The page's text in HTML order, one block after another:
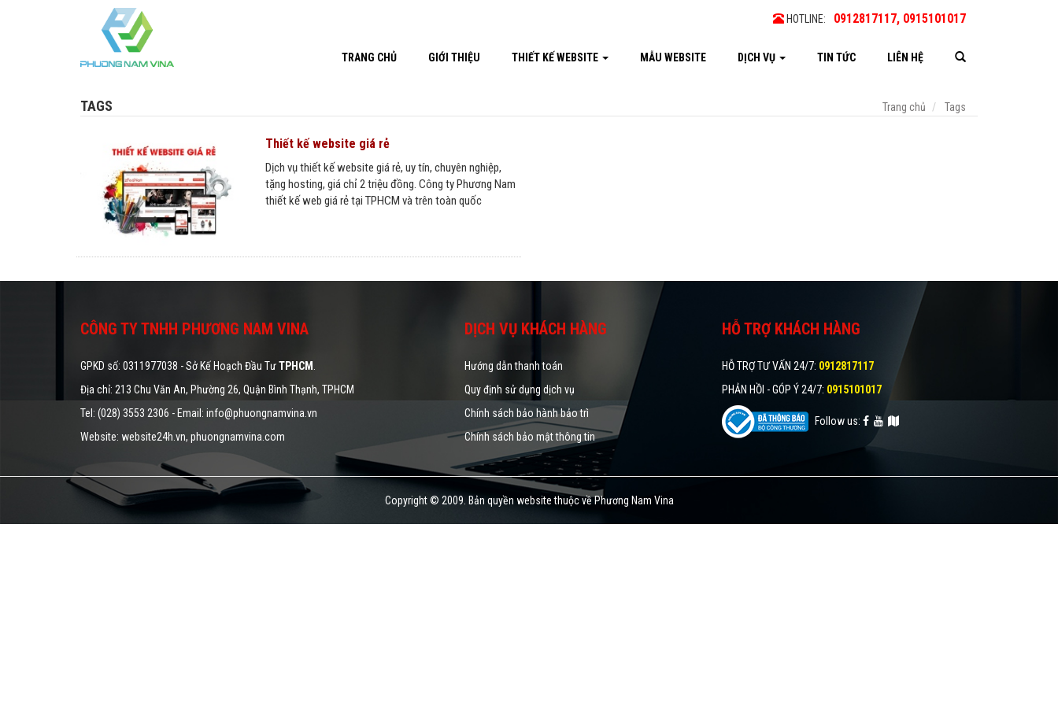
HOTLINE: 0912817117, 0915101017
TRANG CHỦ GIỚI THIỆU THIẾT KẾ WEBSITE MẪU WEBSITE DỊCH VỤ TIN TỨC LIÊN HỆ
TAGS Trang chủ Tags
Thiết kế website giá rẻ
Dịch vụ thiết kế website giá rẻ, uy tín, chuyên nghiệp,
tặng hosting, giá chỉ 2 triệu đồng. Công ty Phương Nam
thiết kế web giá rẻ tại TPHCM và trên toàn quốc
CÔNG TY TNHH PHƯƠNG NAM VINA
GPKD số: 0311977038 - Sở Kế Hoạch Đầu TưTPHCM .
Địa chỉ: 213 Chu Văn An, Phường 26, Quận Bình Thạnh, TPHCM
Tel: (028) 3553 2306 - Email: info@phuongnamvina.vn
Website: website24h.vn, phuongnamvina.com
DỊCH VỤ KHÁCH HÀNG
Hướng dẫn thanh toán
Quy định sử dụng dịch vụ
Chính sách bảo hành bảo trì
Chính sách bảo mật thông tin
HỖ TRỢ KHÁCH HÀNG
HỖ TRỢ TƯ VẤN 24/7: 0912817117
PHẢN HỒI - GÓP Ý 24/7: 0915101017
Follow us:
Copyright © 2009. Bản quyền website thuộc về Phương Nam Vina